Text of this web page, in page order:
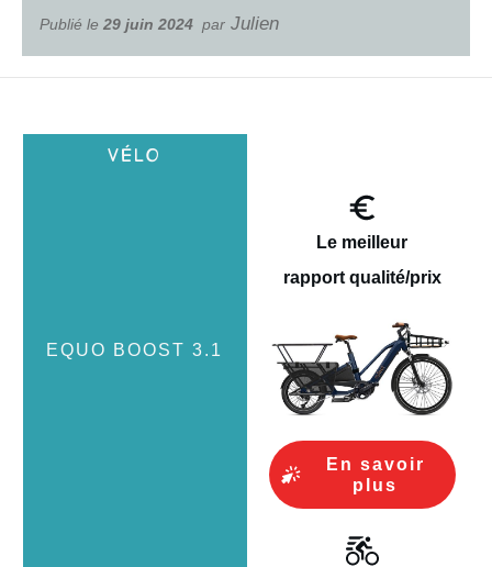
Publié le 29 juin 2024 par Julien
Le meilleur
rapport qualité/prix
En savoir
plus